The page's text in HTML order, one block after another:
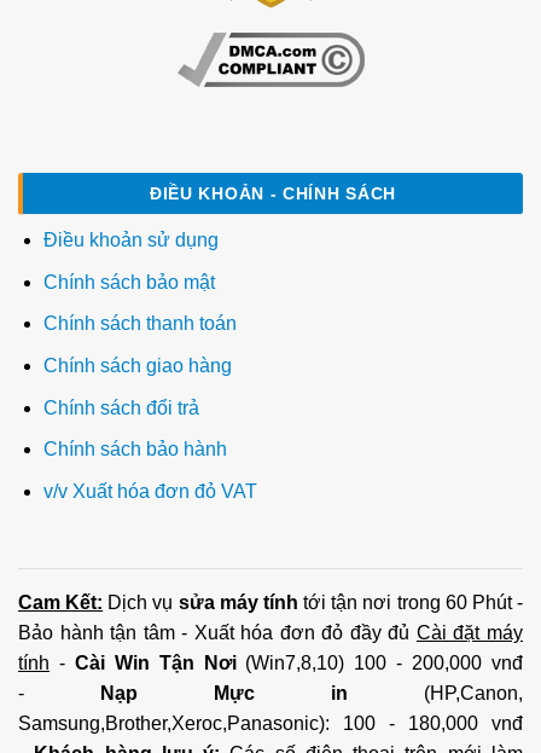
ĐIỀU KHOẢN - CHÍNH SÁCH
Điều khoản sử dụng
Chính sách bảo mật
Chính sách thanh toán
Chính sách giao hàng
Chính sách đổi trả
Chính sách bảo hành
v/v Xuất hóa đơn đỏ VAT
Cam Kết: Dịch vụ sửa máy tính tới tận nơi trong 60 Phút -
Bảo hành tận tâm - Xuất hóa đơn đỏ đầy đủ Cài đặt máy
tính - Cài Win Tận Nơi(Win7,8,10) 100 - 200,000 vnđ
-
Nạp Mực in
(HP,Canon,
Samsung,Brother,Xeroc,Panasonic): 100 - 180,000 vnđ